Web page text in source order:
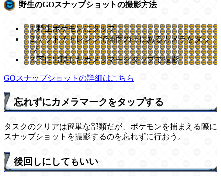
野生のGOスナップショットの撮影方法
1,野生ポケモンにタップ
2,ゲットチャレンジで画面の上にあるカメラをタッ
プ
3,下に出現したカメラマークタップで撮影
GOスナップショットの詳細はこちら
忘れずにカメラマークをタップする
タスクのクリアは簡単な部類だが、ポケモンを捕まえる際に
スナップショットを撮影するのを忘れずに行おう。
後回しにしてもいい